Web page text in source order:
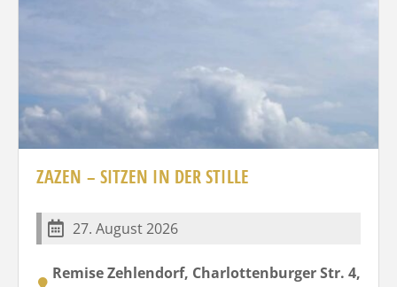
ZAZEN – SITZEN IN DER STILLE
27. August 2026
Remise Zehlendorf, Charlottenburger Str. 4,